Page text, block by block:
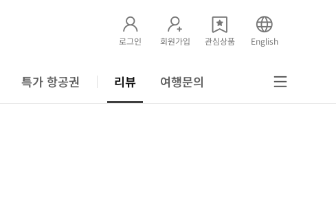
로그인 회원가입 관심상품 English
특가 항공권 리뷰 여행문의